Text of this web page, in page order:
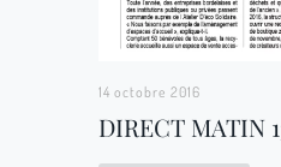
14 octobre 2016
DIRECT MATIN